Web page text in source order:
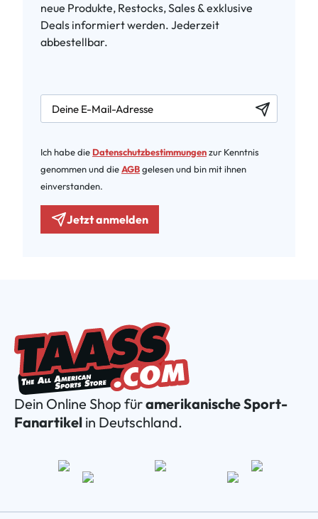
neue Produkte, Restocks, Sales & exklusive
Deals informiert werden. Jederzeit
abbestellbar.
newsletter.labelEmail
Ich habe die Datenschutzbestimmungenzur Kenntnis
genommen und dieAGBgelesen und bin mit ihnen
einverstanden.
Jetzt anmelden
Dein Online Shop füramerikanische Sport-
Fanartikel in Deutschland.